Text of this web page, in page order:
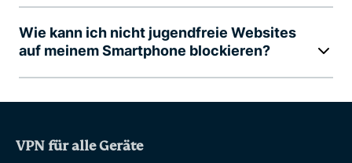
Wie kann ich nicht jugendfreie Websites
auf meinem Smartphone blockieren?
VPN für alle Geräte